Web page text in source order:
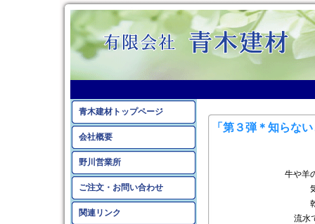
青木建材トップページ
会社概要
野川営業所
ご注文・お問い合わせ
関連リンク
「第３弾＊知らな
牛や羊
流水